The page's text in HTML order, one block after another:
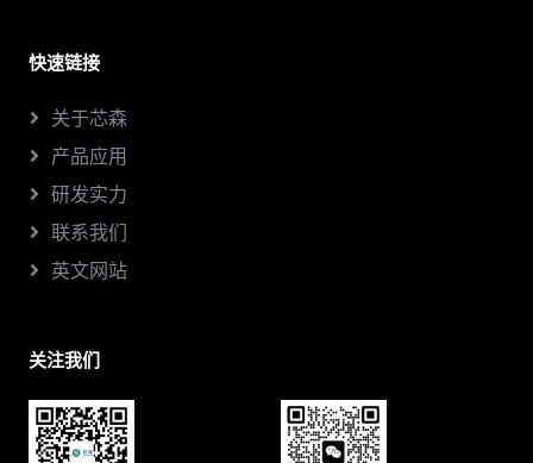
快速链接
关于芯森
产品应用
研发实力
联系我们
英文网站
关注我们